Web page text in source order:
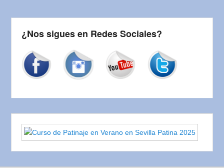
¿Nos sigues en Redes Sociales?